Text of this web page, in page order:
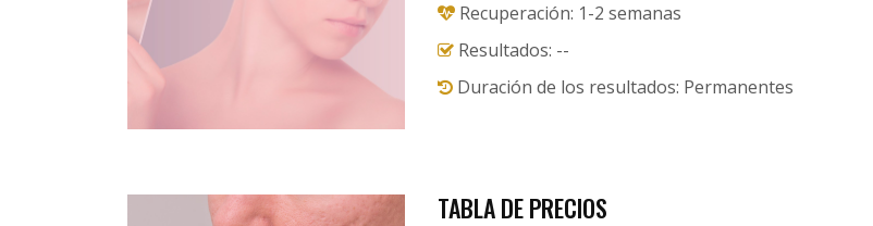
Recuperación: 1-2 semanas
Resultados: --
Duración de los resultados: Permanentes
TABLA DE PRECIOS